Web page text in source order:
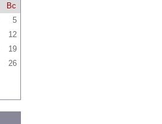
Вс
5
12
19
26